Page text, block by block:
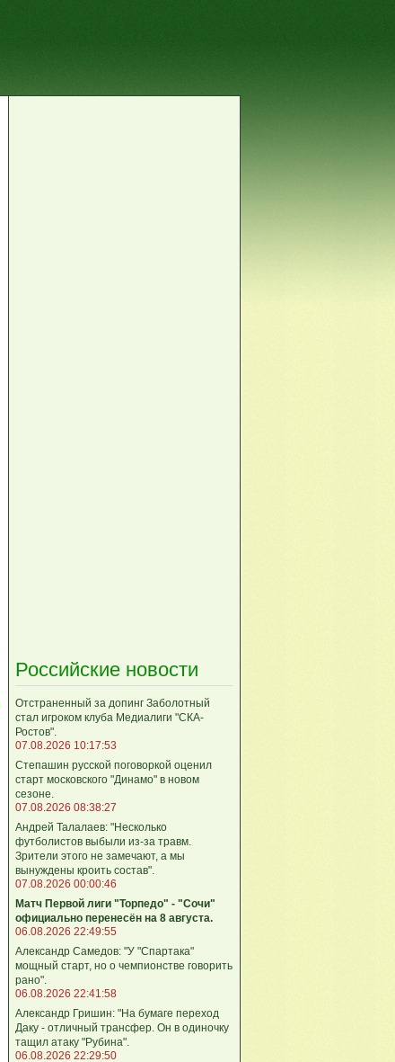
Российские новости
Отстраненный за допинг Заболотный
стал игроком клуба Медиалиги "СКА-
Ростов".
07.08.2026 10:17:53
Степашин русской поговоркой оценил
старт московского "Динамо" в новом
сезоне.
07.08.2026 08:38:27
Андрей Талалаев: "Несколько
футболистов выбыли из-за травм.
Зрители этого не замечают, а мы
вынуждены кроить состав".
07.08.2026 00:00:46
Матч Первой лиги "Торпедо" - "Сочи"
официально перенесён на 8 августа.
06.08.2026 22:49:55
Александр Самедов: "У "Спартака"
мощный старт, но о чемпионстве говорить
рано".
06.08.2026 22:41:58
Александр Гришин: "На бумаге переход
Даку - отличный трансфер. Он в одиночку
тащил атаку "Рубина".
06.08.2026 22:29:50